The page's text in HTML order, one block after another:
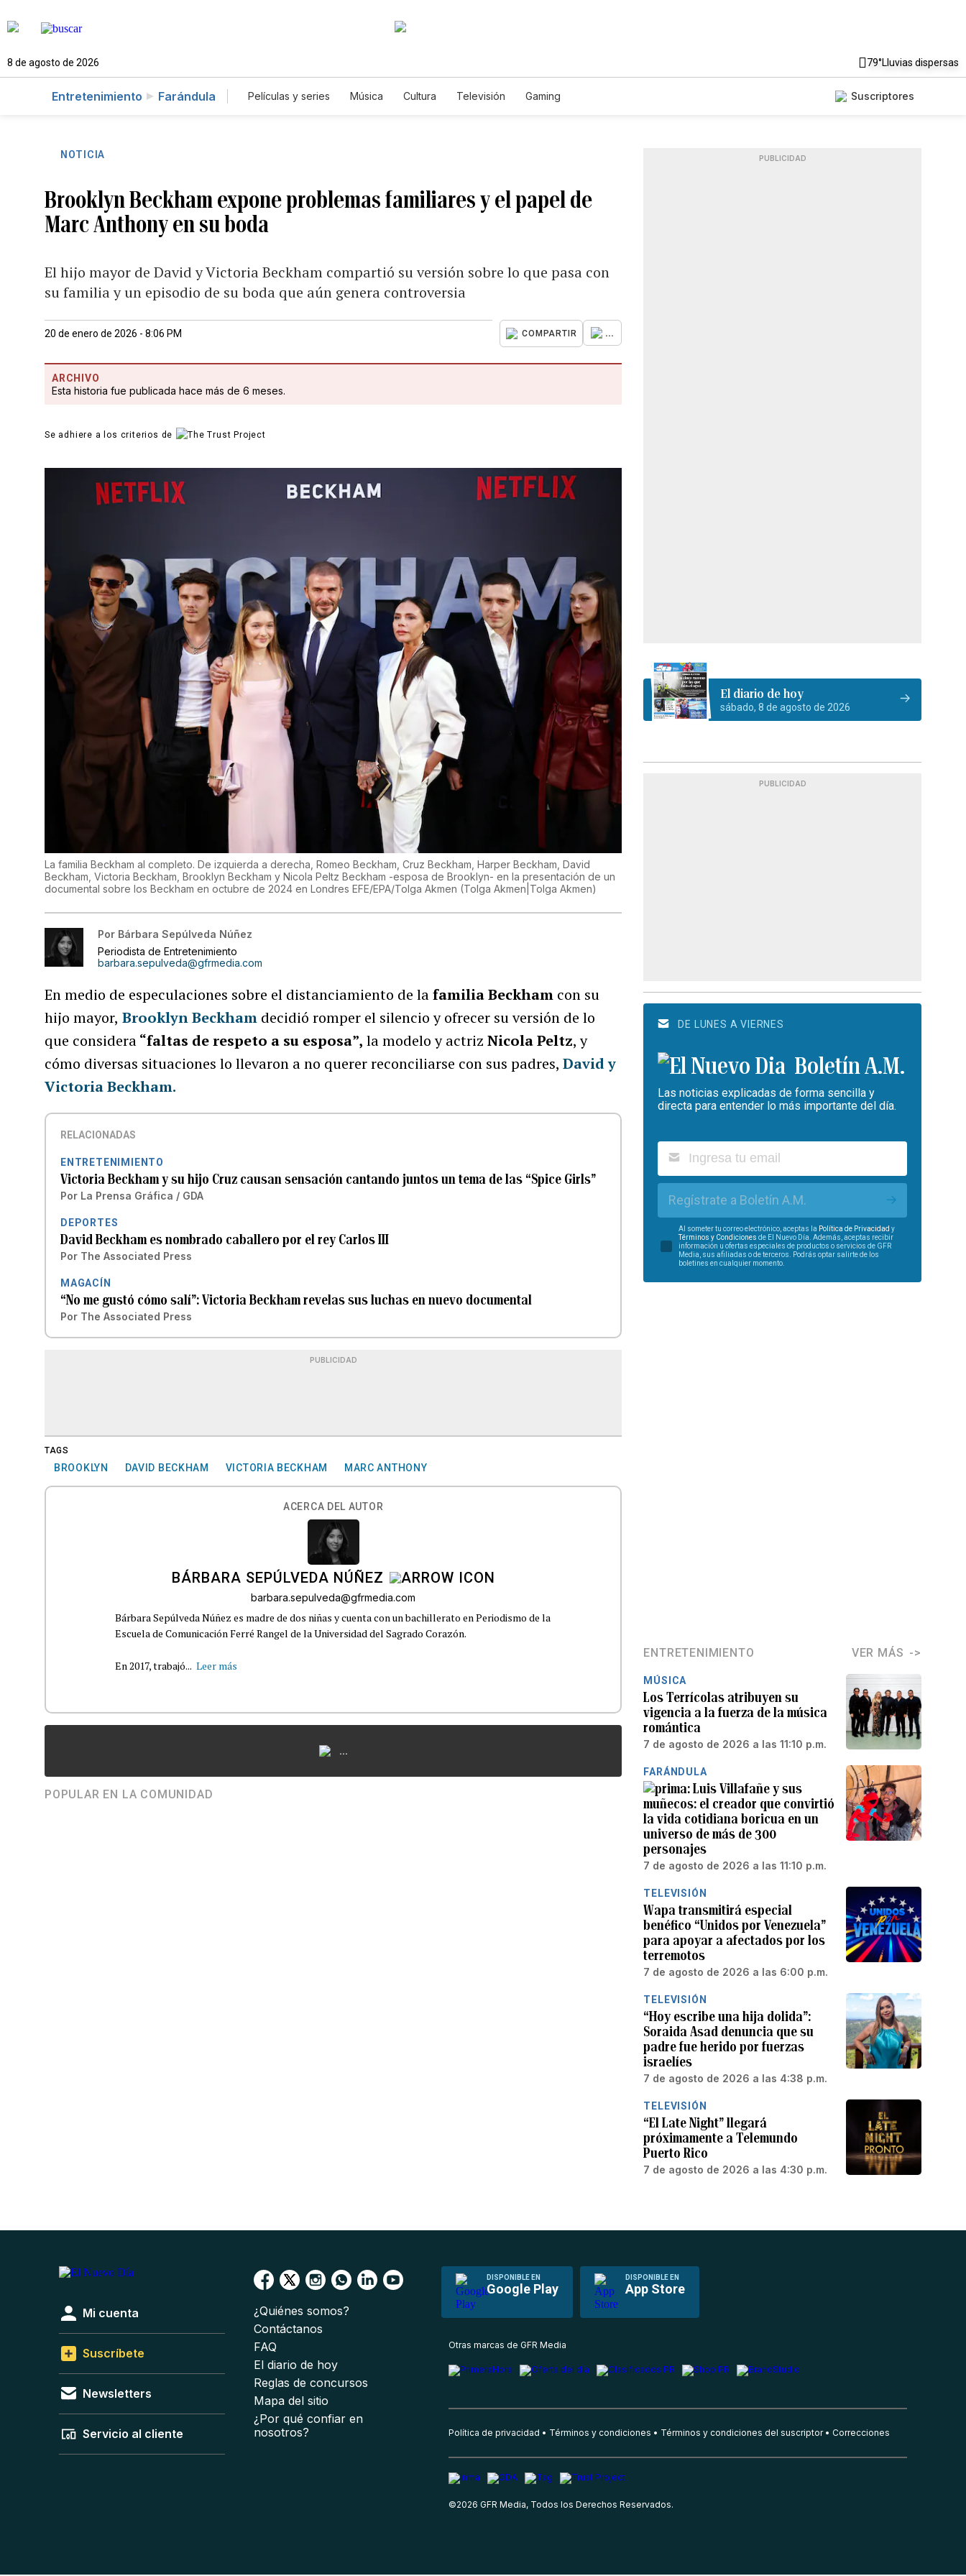
8 de agosto de 2026 79°Lluvias dispersas
Entretenimiento Farándula Películas y series Música Cultura Televisión Gaming Suscriptores
NOTICIA
Brooklyn Beckham expone problemas familiares y el papel de
Marc Anthony en su boda
El hijo mayor de David y Victoria Beckham compartió su versión sobre lo que pasa con
su familia y un episodio de su boda que aún genera controversia
20 de enero de 2026 - 8:06 PM COMPARTIR ...
ARCHIVO
Esta historia fue publicada hace más de 6 meses.
Se adhiere a los criterios de
La familia Beckham al completo. De izquierda a derecha, Romeo Beckham, Cruz Beckham, Harper Beckham, David
Beckham, Victoria Beckham, Brooklyn Beckham y Nicola Peltz Beckham -esposa de Brooklyn- en la presentación de un
documental sobre los Beckham en octubre de 2024 en Londres EFE/EPA/Tolga Akmen (Tolga Akmen|Tolga Akmen)
Por Bárbara Sepúlveda Núñez
Periodista de Entretenimiento
barbara.sepulveda@gfrmedia.com
En medio de especulaciones sobre el distanciamiento de lafamilia Beckham con su
hijo mayor, Brooklyn Beckham decidió romper el silencio y ofrecer su versión de lo
que considera“faltas de respeto a su esposa”, la modelo y actriz Nicola Peltz, y
cómo diversas situaciones lo llevaron a no querer reconciliarse con sus padres,Davidy
Victoria Beckham.
RELACIONADAS
ENTRETENIMIENTO
Victoria Beckham y su hijo Cruz causan sensación cantando juntos un tema de las “Spice Girls”
Por La Prensa Gráfica / GDA
DEPORTES
David Beckham es nombrado caballero por el rey Carlos III
Por The Associated Press
MAGACÍN
“No me gustó cómo salí”: Victoria Beckham revelas sus luchas en nuevo documental
Por The Associated Press
PUBLICIDAD
TAGS
BROOKLYN DAVID BECKHAM VICTORIA BECKHAM MARC ANTHONY
ACERCA DEL AUTOR
BÁRBARA SEPÚLVEDA NÚÑEZ
barbara.sepulveda@gfrmedia.com
Bárbara Sepúlveda Núñez es madre de dos niñas y cuenta con un bachillerato en Periodismo de la
Escuela de Comunicación Ferré Rangel de la Universidad del Sagrado Corazón.
En 2017, trabajó... Leer más
...
POPULAR EN LA COMUNIDAD
PUBLICIDAD
El diario de hoy
sábado, 8 de agosto de 2026
PUBLICIDAD
DE LUNES A VIERNES
Boletín A.M.
Las noticias explicadas de forma sencilla y
directa para entender lo más importante del día.
Regístrate a Boletín A.M.
Al someter tu correo electrónico, aceptas la Política de Privacidad y
Términos y Condiciones de El Nuevo Día. Además, aceptas recibir
información u ofertas especiales de productos o servicios de GFR
Media, sus afiliadas o de terceros. Podrás optar salirte de los
boletines en cualquier momento.
ENTRETENIMIENTO VER MÁS
MÚSICA
Los Terrícolas atribuyen su
vigencia a la fuerza de la música
romántica
7 de agosto de 2026 a las 11:10 p.m.
FARÁNDULA
Luis Villafañe y sus
muñecos: el creador que convirtió
la vida cotidiana boricua en un
universo de más de 300
personajes
7 de agosto de 2026 a las 11:10 p.m.
TELEVISIÓN
Wapa transmitirá especial
benéfico “Unidos por Venezuela”
para apoyar a afectados por los
terremotos
7 de agosto de 2026 a las 6:00 p.m.
TELEVISIÓN
“Hoy escribe una hija dolida”:
Soraida Asad denuncia que su
padre fue herido por fuerzas
israelíes
7 de agosto de 2026 a las 4:38 p.m.
TELEVISIÓN
“El Late Night” llegará
próximamente a Telemundo
Puerto Rico
7 de agosto de 2026 a las 4:30 p.m.
DISPONIBLE EN
Google Play
DISPONIBLE EN
App Store
Mi cuenta
Suscríbete
Newsletters
Servicio al cliente
¿Quiénes somos?
Contáctanos
FAQ
El diario de hoy
Reglas de concursos
Mapa del sitio
¿Por qué confiar en
nosotros?
Otras marcas de GFR Media
Política de privacidad Términos y condiciones Términos y condiciones del suscriptor Correcciones
©2026 GFR Media, Todos los Derechos Reservados.